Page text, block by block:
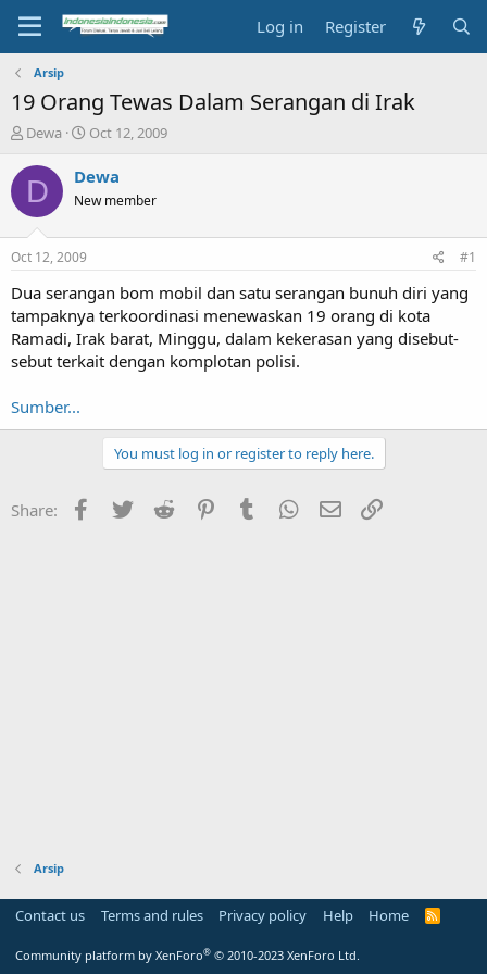
Log in Register
Arsip
19 Orang Tewas Dalam Serangan di Irak
T
r
a
s
t
a
t
e
r
Dewa
S
a
t
e
Oct 12, 2009
D Dewa
New member
Oct 12, 2009 #1
Dua serangan bom mobil dan satu serangan bunuh diri yang
tampaknya terkoordinasi menewaskan 19 orang di kota
Ramadi, Irak barat, Minggu, dalam kekerasan yang disebut-
sebut terkait dengan komplotan polisi.
Sumber...
You must log in or register to reply here.
Share: Facebook
Twitter Reddit PinterestTumblr WhatsApp
Email
Arsip
Contact us Terms and rules Privacy policy Help Home
R
Community platform by XenForo® © 2010-2023 XenForo Ltd.